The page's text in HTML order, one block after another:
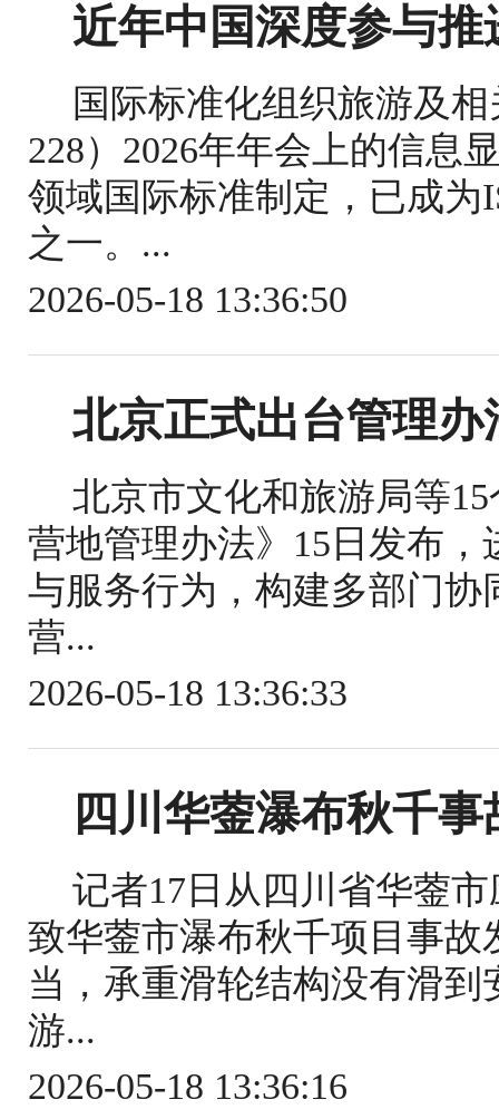
近年中国深度参与
国际标准化组织旅游及
228）2026年年会上的信息
领域国际标准制定，已成为
之一。...
2026-05-18 13:36:50
北京正式出台管理
北京市文化和旅游局等
营地管理办法》15日发布
与服务行为，构建多部门
营...
2026-05-18 13:36:33
四川华蓥瀑布秋千
记者17日从四川省华蓥
致华蓥市瀑布秋千项目事
当，承重滑轮结构没有滑
游...
2026-05-18 13:36:16